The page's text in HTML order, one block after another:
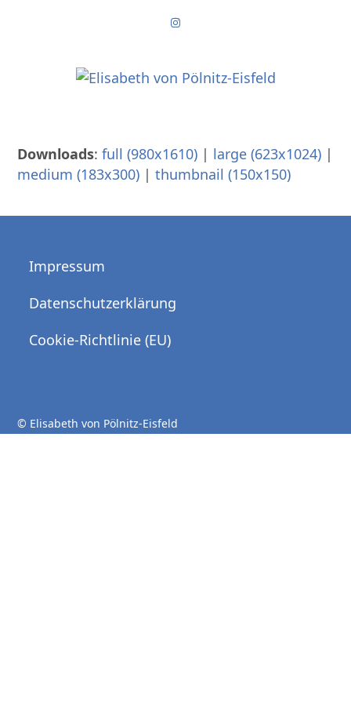
Instagram
Downloads:full (980x1610) | large (623x1024) |
medium (183x300) |thumbnail (150x150)
Impressum
Datenschutzerklärung
Cookie-Richtlinie (EU)
© Elisabeth von Pölnitz-Eisfeld